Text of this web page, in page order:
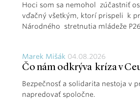
Hoci som sa nemohol zúčastniť
vďačný všetkým, ktorí prispeli k
Národného stretnutia mládeže
Marek Mišák 04.08.2026
Čo nám odkrýva kríza v
Bezpečnosť a solidarita nestoja v
napredovať spoločne.